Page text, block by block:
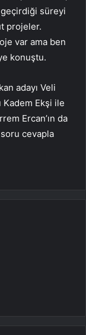
geçirdiği süreyi
projeler.
var ama ben
konuştu.
adayı Veli
Kadem Ekşi ile
Ercan’ın da
soru cevapla